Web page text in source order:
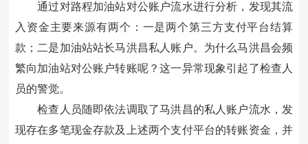
通过对路程加油站对公账户流水进行分析，发现其流
入资金主要来源有两个：一是两个第三方支付平台结算
款；二是加油站站长马洪昌私人账户。为什么马洪昌会频
繁向加油站对公账户转账呢？这一异常现象引起了检查人
员的警觉。
检查人员随即依法调取了马洪昌的私人账户流水，发
现存在多笔现金存款及上述两个支付平台的转账资金，并